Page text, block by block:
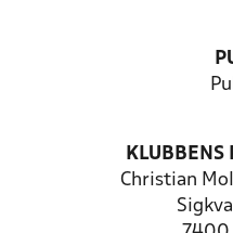
KLUBBENS
Christian